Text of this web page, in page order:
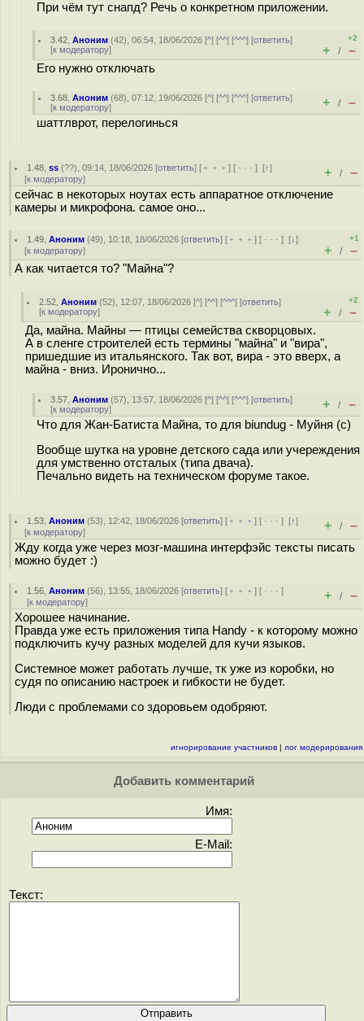
При чём тут снапд? Речь о конкретном приложении.
3.42 ,Аноним (42), 06:54, 18/06/2026 [^] [^^] [^^^] [ответить]
[к модератору]
+2
+ / –
Его нужно отключать
3.68 ,Аноним (68), 07:12, 19/06/2026 [^] [^^] [^^^] [ответить]
[к модератору] + / –
шаттлврот, перелогинься
1.48 ,ss (??), 09:14, 18/06/2026 [ответить] [ ﹢﹢﹢] [ · · ·][↑]
[к модератору] + / –
сейчас в некоторых ноутах есть аппаратное отключение
камеры и микрофона. самое оно...
1.49 ,Аноним (49), 10:18, 18/06/2026 [ответить] [ ﹢﹢﹢] [ · · ·][↓]
[к модератору]
+1
+ / –
А как читается то? "Майна"?
2.52 ,Аноним (52), 12:07, 18/06/2026 [^] [^^] [^^^] [ответить]
[к модератору]
+2
+ / –
Да, майна. Майны — птицы семейства скворцовых.
А в сленге строителей есть термины "майна" и "вира",
пришедшие из итальянского. Так вот, вира - это вверх, а
майна - вниз. Иронично...
3.57 ,Аноним (57), 13:57, 18/06/2026 [^] [^^] [^^^] [ответить]
[к модератору] + / –
Что для Жан-Батиста Майна, то для biundug - Муйня (с)
Вообще шутка на уровне детского сада или учереждения
для умственно отсталых (типа двача).
Печально видеть на техническом форуме такое.
1.53 ,Аноним (53), 12:42, 18/06/2026 [ответить] [ ﹢﹢﹢] [ · · ·][↑]
[к модератору] + / –
Жду когда уже через мозг-машина интерфэйс тексты писать
можно будет :)
1.56 ,Аноним (56), 13:55, 18/06/2026 [ответить] [ ﹢﹢﹢] [ · · ·]
[к модератору] + / –
Хорошее начинание.
Правда уже есть приложения типа Handy - к которому можно
подключить кучу разных моделей для кучи языков.
Системное может работать лучше, тк уже из коробки, но
судя по описанию настроек и гибкости не будет.
Люди с проблемами со здоровьем одобряют.
игнорирование участников | лог модерирования
Добавить комментарий
Имя:
E-Mail:
Текст: